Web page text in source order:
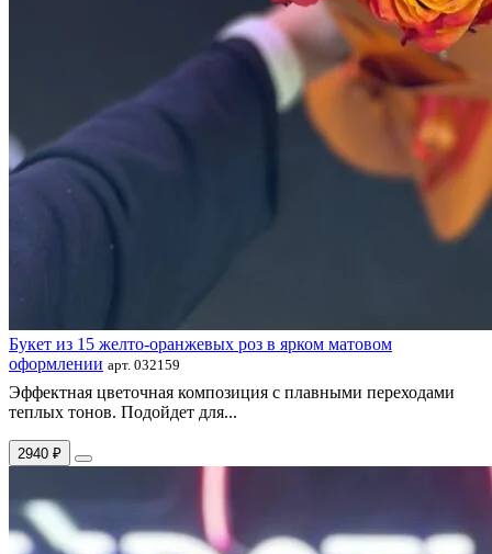
Букет из 15 желто-оранжевых роз в ярком матовом
оформлении арт. 032159
Эффектная цветочная композиция с плавными переходами
теплых тонов. Подойдет для...
2940 ₽